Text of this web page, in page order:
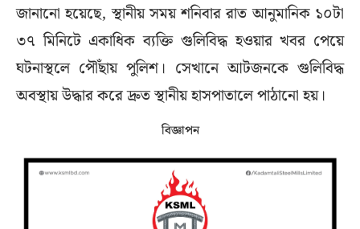
জানানো হয়েছে, স্থানীয় সময় শনিবার রাত আনুমানিক ১০টা
৩৭ মিনিটে একাধিক ব্যক্তি গুলিবিদ্ধ হওয়ার খবর পেয়ে
ঘটনাস্থলে পৌঁছায় পুলিশ। সেখানে আটজনকে গুলিবিদ্ধ
অবস্থায় উদ্ধার করে দ্রুত স্থানীয় হাসপাতালে পাঠানো হয়।
বিজ্ঞাপন